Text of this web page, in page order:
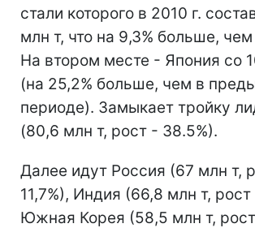
стали которого в 2010 г.
млн т, что на 9,3% больше,
На втором месте - Япония со
(на 25,2% больше, чем в
периоде). Замыкает тройку
(80,6 млн т, рост - 38.5%).
Далее идут Россия (67 млн т,
11,7%), Индия (66,8 млн т,
Южная Корея (58,5 млн т,